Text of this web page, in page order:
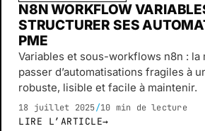
N8N WORKFLOW
STRUCTURER SES
PME
Variables et sous-workflows n8n : la
passer d’automatisations fragiles à
robuste, lisible et facile à maintenir.
18 juillet 2025/10 min de lecture
LIRE L’ARTICLE→